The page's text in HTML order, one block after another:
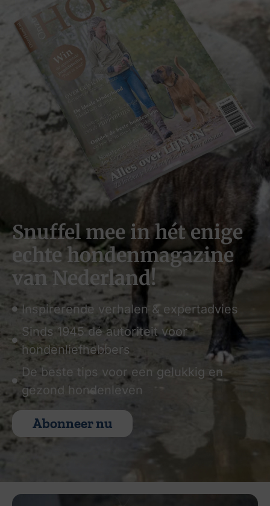
Snuffel mee in hét enige
echte hondenmagazine
van Nederland!
Inspirerende verhalen & expertadvies
Sinds 1945 dé autoriteit voor
hondenliefhebbers
De beste tips voor een gelukkig en
gezond hondenleven
Abonneer nu